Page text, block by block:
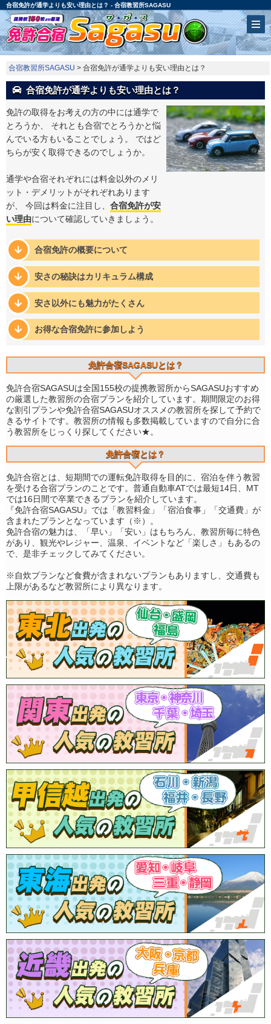
合宿免許が通学よりも安い理由とは？ - 合宿教習所SAGASU
合宿教習所SAGASU > 合宿免許が通学よりも安い理由とは？
合宿免許が通学よりも安い理由とは？
免許の取得をお考えの方の中には通学で
とろうか、 それとも合宿でとろうかと悩
んでいる方もいることでしょう。 ではど
ちらが安く取得できるのでしょうか。
通学や合宿それぞれには料金以外のメリ
ット・デメリットがそれぞれあります
が、 今回は料金に注目し、 合宿免許が安
い理由について確認していきましょう。
合宿免許の概要について
安さの秘訣はカリキュラム構成
安さ以外にも魅力がたくさん
お得な合宿免許に参加しよう
免許合宿SAGASUとは？
免許合宿SAGASUは全国155校の提携教習所からSAGASUおすすめ
の厳選した教習所の合宿プランを紹介しています。期間限定のお得
な割引プランや免許合宿SAGASUオススメの教習所を探して予約で
きるサイトです。教習所の情報も多数掲載していますので自分に合
う教習所をじっくり探してください★。
免許合宿とは？
免許合宿とは、短期間での運転免許取得を目的に、宿泊を伴う教習
を受ける合宿プランのことです。普通自動車ATでは最短14日、MT
では16日間で卒業できるプランを紹介しています。
『免許合宿SAGASU』では「教習料金」「宿泊食事」「交通費」が
含まれたプランとなっています（※）。
免許合宿の魅力は、「早い」「安い」はもちろん、教習所毎に特色
があり、観光やレジャー、温泉、イベントなど「楽しさ」もあるの
で、是非チェックしてみてください。
※自炊プランなど食費が含まれないプランもありますし、交通費も
上限があるなど教習所により異なります。